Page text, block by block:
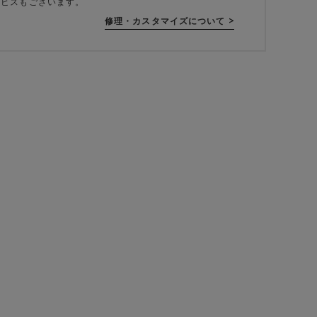
修理・カスタマイズについて >